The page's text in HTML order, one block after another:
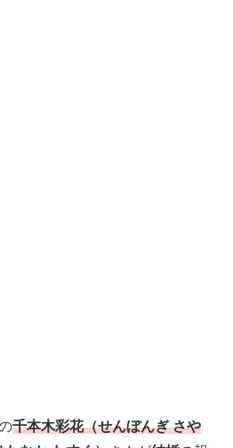
千本木彩花（せんぼんぎ さや